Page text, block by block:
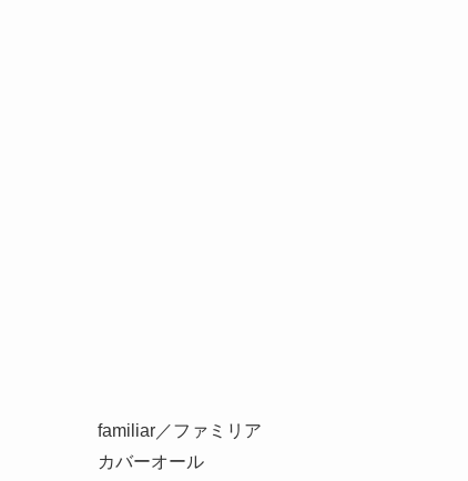
familiar／ファミリア
カバーオール